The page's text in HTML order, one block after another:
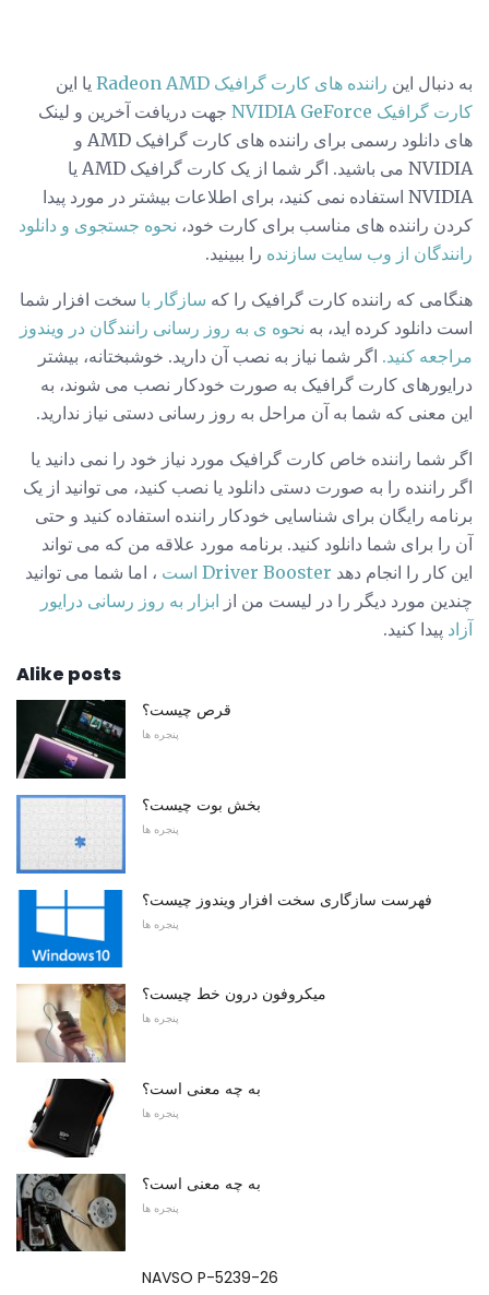
به دنبال این راننده های کارت گرافیک Radeon AMD
یا این
کارت گرافیک NVIDIA GeForce
جهت دریافت آخرین و لینک
های دانلود رسمی برای راننده های کارت گرافیک AMD و
NVIDIA می باشید. اگر شما از یک کارت گرافیک AMD یا
NVIDIA استفاده نمی کنید، برای اطلاعات بیشتر در مورد پیدا
کردن راننده های مناسب برای کارت خود، نحوه جستجوی و دانلود
رانندگان از وب سایت سازنده را ببینید.
هنگامی که راننده کارت گرافیک را که سازگار با سخت افزار شما
است دانلود کرده اید، به نحوه ی به روز رسانی رانندگان در ویندوز
مراجعه کنید. اگر شما نیاز به نصب آن دارید. خوشبختانه، بیشتر
درایورهای کارت گرافیک به صورت خودکار نصب می شوند، به
این معنی که شما به آن مراحل به روز رسانی دستی نیاز ندارید.
اگر شما راننده خاص کارت گرافیک مورد نیاز خود را نمی دانید یا
اگر راننده را به صورت دستی دانلود یا نصب کنید، می توانید از یک
برنامه رایگان برای شناسایی خودکار راننده استفاده کنید و حتی
آن را برای شما دانلود کنید. برنامه مورد علاقه من که می تواند
این کار را انجام دهد Driver Booster است
، اما شما می توانید
چندین مورد دیگر را در لیست من از ابزار به روز رسانی درایور
آزاد پیدا کنید.
Alike posts
قرص چیست؟
پنجره ها
بخش بوت چیست؟
پنجره ها
فهرست سازگاری سخت افزار ویندوز چیست؟
پنجره ها
میکروفون درون خط چیست؟
پنجره ها
به چه معنی است؟
پنجره ها
به چه معنی است؟
پنجره ها
NAVSO P-5239-26